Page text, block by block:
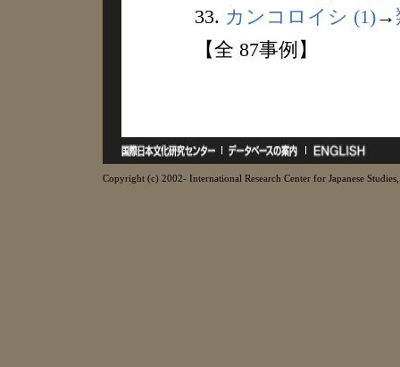
33. カンコロイシ (1)→
【全 87事例】
Copyright (c) 2002- International Research Center for Japanese